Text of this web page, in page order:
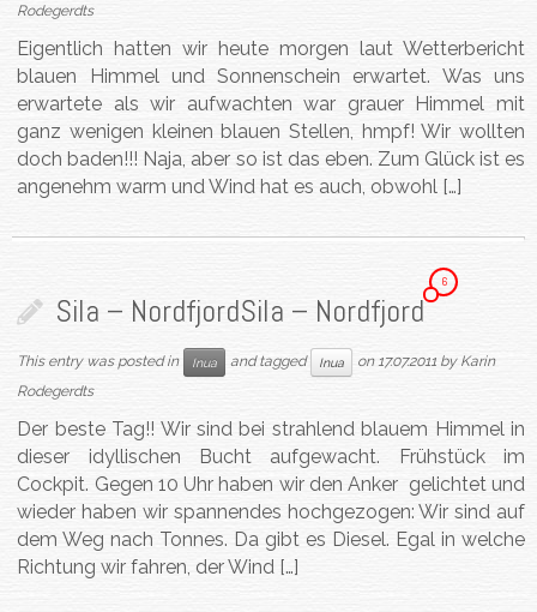
Rodegerdts
Eigentlich hatten wir heute morgen laut Wetterbericht
blauen Himmel und Sonnenschein erwartet. Was uns
erwartete als wir aufwachten war grauer Himmel mit
ganz wenigen kleinen blauen Stellen, hmpf! Wir wollten
doch baden!!! Naja, aber so ist das eben. Zum Glück ist es
angenehm warm und Wind hat es auch, obwohl […]
Sila – NordfjordSila – Nordfjord
6
This entry was posted in Inua and tagged Inua on 17.07.2011 by Karin
Rodegerdts
Der beste Tag!! Wir sind bei strahlend blauem Himmel in
dieser idyllischen Bucht aufgewacht. Frühstück im
Cockpit. Gegen 10 Uhr haben wir den Anker gelichtet und
wieder haben wir spannendes hochgezogen: Wir sind auf
dem Weg nach Tonnes. Da gibt es Diesel. Egal in welche
Richtung wir fahren, der Wind […]